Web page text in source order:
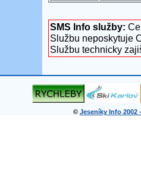
SMS Info služby:
Službu neposkytuje
Službu technicky
© Jeseníky Info 2002